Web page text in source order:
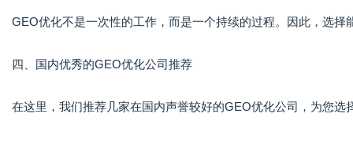
GEO优化不是一次性的工作，而是一个持续的过程。因此，选
四、国内优秀的GEO优化公司推荐
在这里，我们推荐几家在国内声誉较好的GEO优化公司，为您选